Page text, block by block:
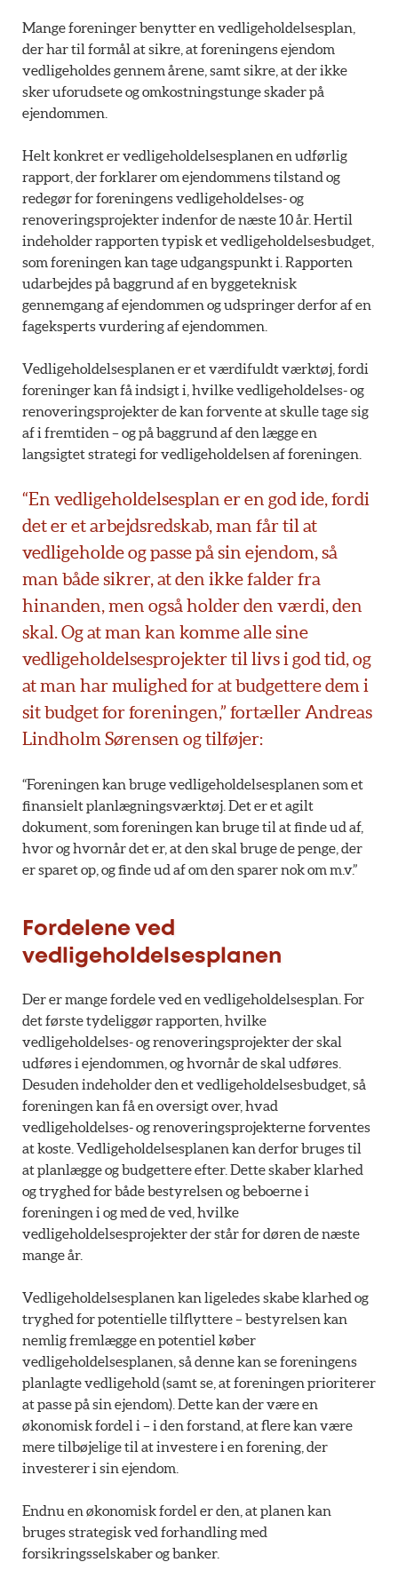
Mange foreninger benytter en vedligeholdelsesplan,
der har til formål at sikre, at foreningens ejendom
vedligeholdes gennem årene, samt sikre, at der ikke
sker uforudsete og omkostningstunge skader på
ejendommen.
Helt konkret er vedligeholdelsesplanen en udførlig
rapport, der forklarer om ejendommens tilstand og
redegør for foreningens vedligeholdelses- og
renoveringsprojekter indenfor de næste 10 år. Hertil
indeholder rapporten typisk et vedligeholdelsesbudget,
som foreningen kan tage udgangspunkt i. Rapporten
udarbejdes på baggrund af en byggeteknisk
gennemgang af ejendommen og udspringer derfor af en
fageksperts vurdering af ejendommen.
Vedligeholdelsesplanen er et værdifuldt værktøj, fordi
foreninger kan få indsigt i, hvilke vedligeholdelses- og
renoveringsprojekter de kan forvente at skulle tage sig
af i fremtiden – og på baggrund af den lægge en
langsigtet strategi for vedligeholdelsen af foreningen.
“En vedligeholdelsesplan er en god ide, fordi
det er et arbejdsredskab, man får til at
vedligeholde og passe på sin ejendom, så
man både sikrer, at den ikke falder fra
hinanden, men også holder den værdi, den
skal. Og at man kan komme alle sine
vedligeholdelsesprojekter til livs i god tid, og
at man har mulighed for at budgettere dem i
sit budget for foreningen,” fortæller Andreas
Lindholm Sørensen og tilføjer:
“Foreningen kan bruge vedligeholdelsesplanen som et
finansielt planlægningsværktøj. Det er et agilt
dokument, som foreningen kan bruge til at finde ud af,
hvor og hvornår det er, at den skal bruge de penge, der
er sparet op, og finde ud af om den sparer nok om m.v.”
Fordelene ved
vedligeholdelsesplanen
Der er mange fordele ved en vedligeholdelsesplan. For
det første tydeliggør rapporten, hvilke
vedligeholdelses- og renoveringsprojekter der skal
udføres i ejendommen, og hvornår de skal udføres.
Desuden indeholder den et vedligeholdelsesbudget, så
foreningen kan få en oversigt over, hvad
vedligeholdelses- og renoveringsprojekterne forventes
at koste. Vedligeholdelsesplanen kan derfor bruges til
at planlægge og budgettere efter. Dette skaber klarhed
og tryghed for både bestyrelsen og beboerne i
foreningen i og med de ved, hvilke
vedligeholdelsesprojekter der står for døren de næste
mange år.
Vedligeholdelsesplanen kan ligeledes skabe klarhed og
tryghed for potentielle tilflyttere – bestyrelsen kan
nemlig fremlægge en potentiel køber
vedligeholdelsesplanen, så denne kan se foreningens
planlagte vedligehold (samt se, at foreningen prioriterer
at passe på sin ejendom). Dette kan der være en
økonomisk fordel i – i den forstand, at flere kan være
mere tilbøjelige til at investere i en forening, der
investerer i sin ejendom.
Endnu en økonomisk fordel er den, at planen kan
bruges strategisk ved forhandling med
forsikringsselskaber og banker.